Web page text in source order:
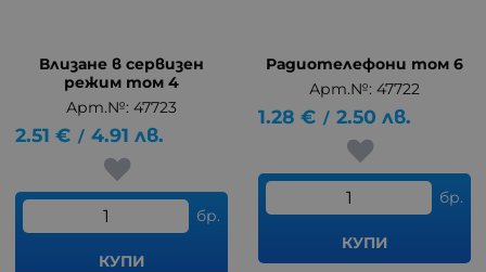
Влизане в сервизен
режим том 4
Арт.№: 47723
2.51 € / 4.91 лв.
бр.
КУПИ
Радиотелефони том 6
Арт.№: 47722
1.28 € / 2.50 лв.
бр.
КУПИ